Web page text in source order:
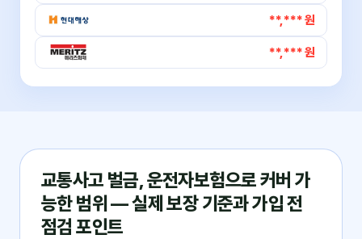
**,*** 원
**,*** 원
교통사고 벌금, 운전자보험으로 커버 가
능한 범위 — 실제 보장 기준과 가입 전
점검 포인트